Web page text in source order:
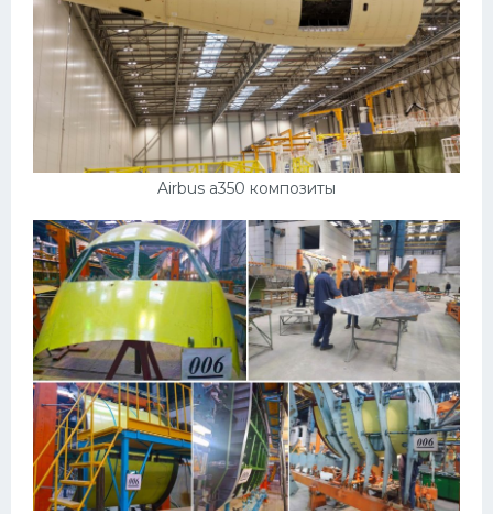
Airbus a350 композиты